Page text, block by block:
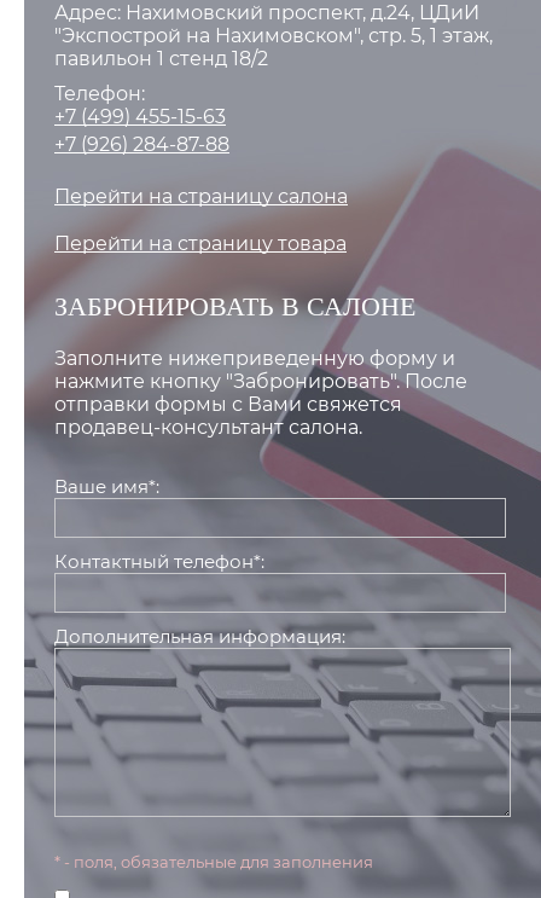
Адрес: Нахимовский проспект, д.24, ЦДиИ
"Экспострой на Нахимовском", стр. 5, 1 этаж,
павильон 1 стенд 18/2
Телефон:
+7 (499) 455-15-63
+7 (926) 284-87-88
Перейти на страницу салона
Перейти на страницу товара
ЗАБРОНИРОВАТЬ В САЛОНЕ
Заполните нижеприведенную форму и
нажмите кнопку "Забронировать". После
отправки формы с Вами свяжется
продавец-консультант салона.
Ваше имя*:
Контактный телефон*:
Дополнительная информация:
* - поля, обязательные для заполнения